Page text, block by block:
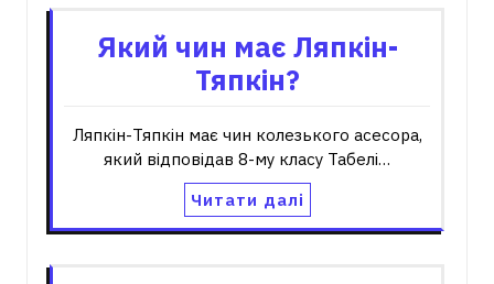
Який чин має Ляпкін-
Тяпкін?
Ляпкін-Тяпкін має чин колезького асесора,
який відповідав 8-му класу Табелі…
Читати далі